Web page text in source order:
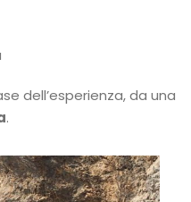
dell’esperienza, da una
.